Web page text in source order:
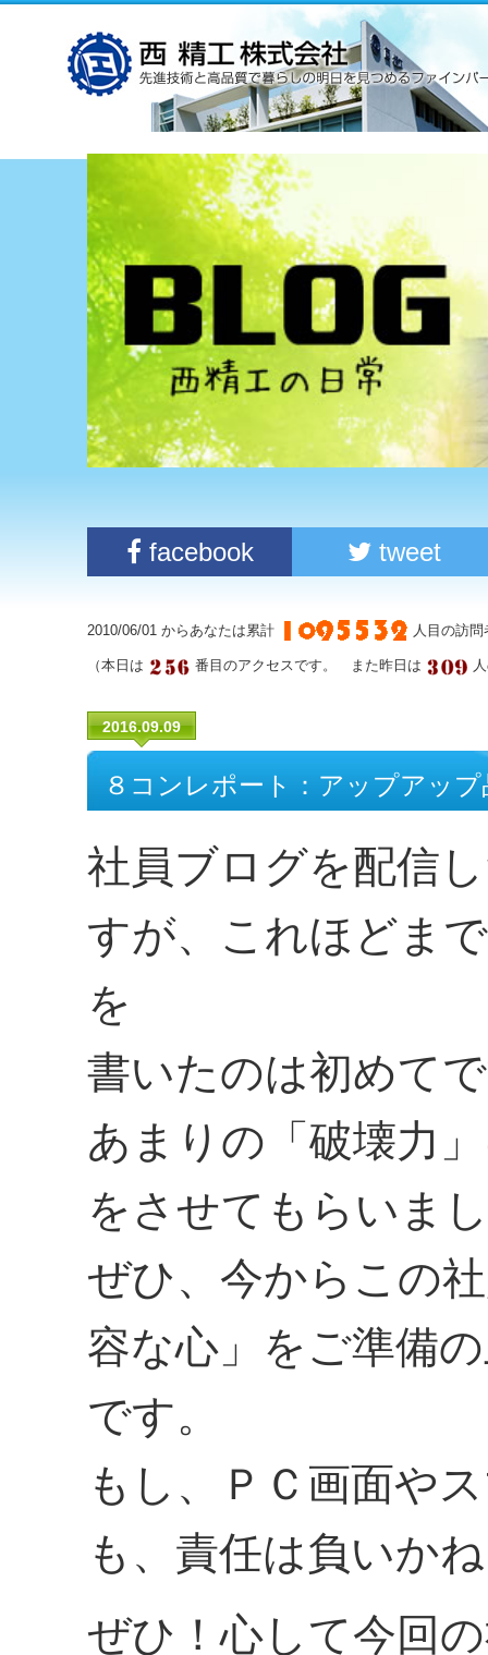
facebook tweet
2010/06/01 からあなたは累計 人目の訪
（本日は 番目のアクセスです。 また昨日は
2016.09.09
８コンレポート：アップアッ
社員ブログを配信
すが、これほどま
を
書いたのは初めて
あまりの「破壊力
をさせてもらいま
ぜひ、今からこの
容な心」をご準備
です。
もし、ＰＣ画面や
も、責任は負いか
ぜひ！心して今回